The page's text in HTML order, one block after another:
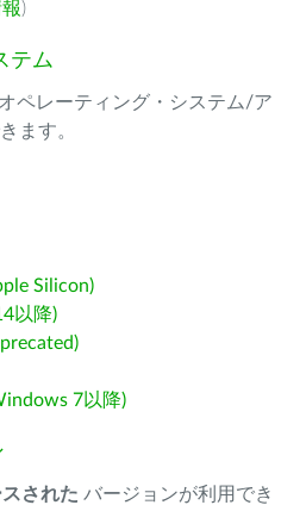
)
テム
ペレーティング・システム/ア
ます。
Silicon)
以降)
7以降)
された バージョンが利用でき